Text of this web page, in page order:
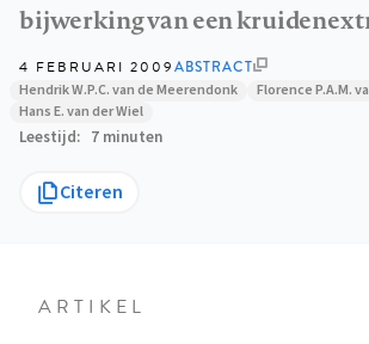
bijwerking van een
4 FEBRUARI 2009ABSTRACT
Hendrik W.P.C. van de Meerendonk
Florence P.A.M.
Hans E. van der Wiel
Leestijd 7 minuten
Citeren
ARTIKEL